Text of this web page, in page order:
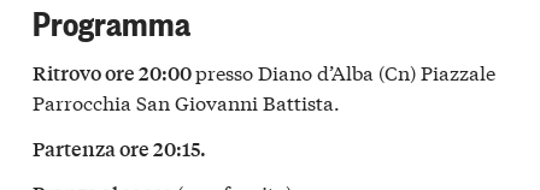
Programma
Ritrovo ore 20:00presso Diano d’Alba (Cn) Piazzale
Parrocchia San Giovanni Battista.
Partenza ore 20:15.